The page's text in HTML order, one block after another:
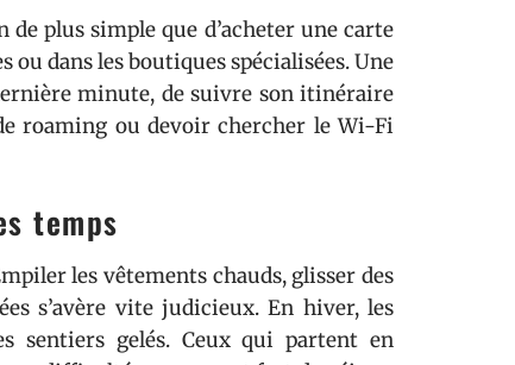
plus simple que d’acheter une carte
ou dans les boutiques spécialisées. Une
minute, de suivre son itinéraire
roaming ou devoir chercher le Wi-Fi
temps
les vêtements chauds, glisser des
s’avère vite judicieux. En hiver, les
sentiers gelés. Ceux qui partent en